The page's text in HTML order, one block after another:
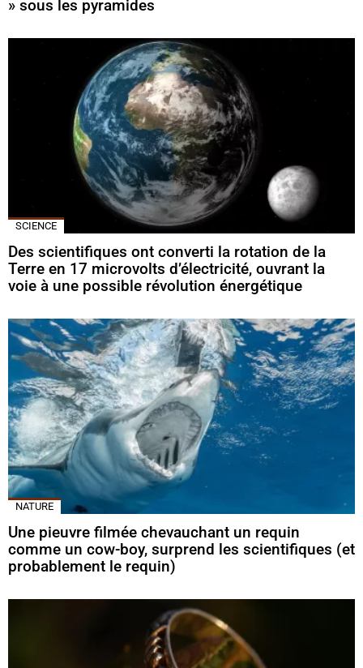
» sous les pyramides
SCIENCE
Des scientifiques ont converti la rotation de la
Terre en 17 microvolts d’électricité, ouvrant la
voie à une possible révolution énergétique
NATURE
Une pieuvre filmée chevauchant un requin
comme un cow-boy, surprend les scientifiques (et
probablement le requin)